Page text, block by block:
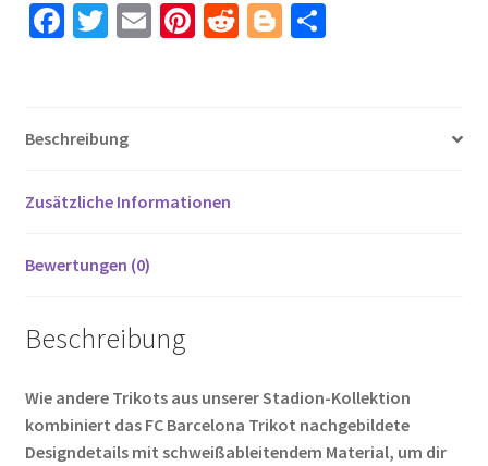
Memphis
Fa
o
k
T
er
E Pi R Bl T
Beschreibung
Zusätzliche Informationen
Bewertungen (0)
Beschreibung
Wie andere Trikots aus unserer Stadion-Kollektion
kombiniert das FC Barcelona Trikot nachgebildete
Designdetails mit schweißableitendem Material, um dir